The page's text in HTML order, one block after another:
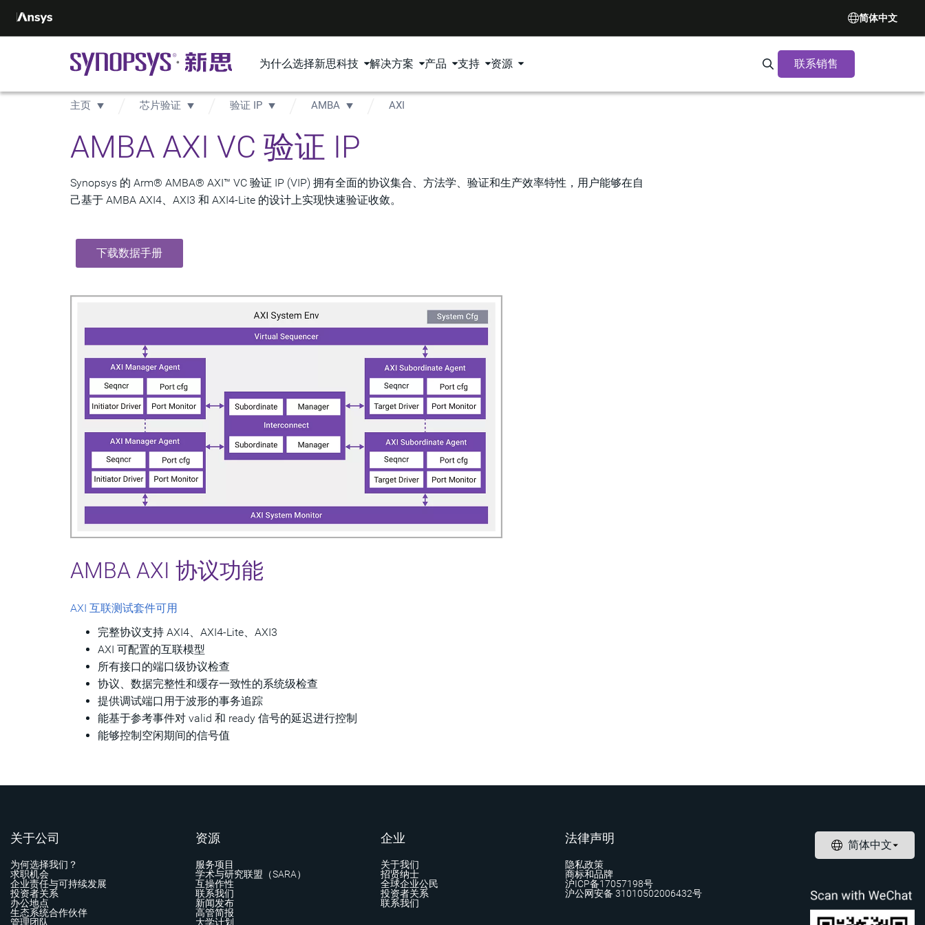
简体中文
为什么选择新思科技 解决方案 产品 支持 资源 Search Synopsys.com
联系销售
主页 芯片验证 验证 IP AMBA AXI
AMBA AXI VC 验证 IP
Synopsys 的 Arm® AMBA® AXI™ VC 验证 IP (VIP) 拥有全面的协议集合、方法学、验证和生产效率特性，用户能够在自
己基于 AMBA AXI4、AXI3 和 AXI4-Lite 的设计上实现快速验证收敛。
下载数据手册
AMBA AXI 协议功能
AXI 互联测试套件可用
完整协议支持 AXI4、AXI4-Lite、AXI3
AXI 可配置的互联模型
所有接口的端口级协议检查
协议、数据完整性和缓存一致性的系统级检查
提供调试端口用于波形的事务追踪
能基于参考事件对 valid 和 ready 信号的延迟进行控制
能够控制空闲期间的信号值
关于公司
为何选择我们？
求职机会
企业责任与可持续发展
投资者关系
办公地点
生态系统合作伙伴
管理团队
资源
服务项目
学术与研究联盟（SARA）
互操作性
联系我们
新闻发布
高管简报
大学计划
企业
关于我们
招贤纳士
全球企业公民
投资者关系
联系我们
法律声明
隐私政策
商标和品牌
沪ICP备17057198号
沪公网安备 31010502006432号